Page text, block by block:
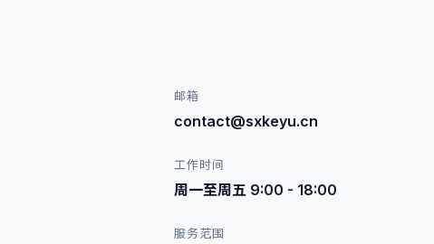
邮箱
contact@sxkeyu.cn
工作时间
周一至周五 9:00 - 18:00
服务范围